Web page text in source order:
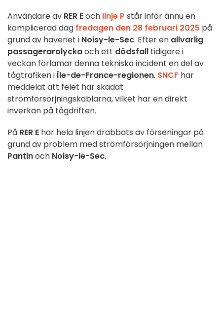
Användare av RER Eoch linje P står inför ännu en
komplicerad dag fredagen den 28 februari 2025 på
grund av haveriet i Noisy-le-Sec. Efter en allvarlig
passagerarolyckaoch ett dödsfall tidigare i
veckan förlamar denna tekniska incident en del av
tågtrafiken iÎle-de-France-regionen. SNCF har
meddelat att felet har skadat
strömförsörjningskablarna, vilket har en direkt
inverkan på tågdriften.
På RER E har hela linjen drabbats av förseningar på
grund av problem med strömförsörjningen mellan
Pantinoch Noisy-le-Sec.